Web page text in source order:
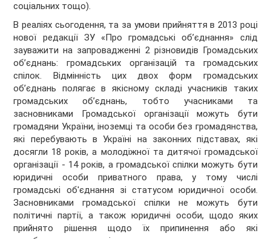
соціальних тощо).
В реаліях сьогодення, та за умови прийняття в 2013 році
нової редакції ЗУ «Про громадські об’єднання» слід
зауважити на запровадженні 2 різновидів Громадських
об’єднань: громадських організацій та громадських
спілок. Відмінність цих двох форм громадських
об’єднань полягає в якісному складі учасників таких
громадських об’єднань, тобто учасниками та
засновниками Громадської організації можуть бути
громадяни України, іноземці та особи без громадянства,
які перебувають в Україні на законних підставах, які
досягли 18 років, а молодіжної та дитячої громадської
організації - 14 років, а громадської спілки можуть бути
юридичні особи приватного права, у тому числі
громадські об'єднання зі статусом юридичної особи.
Засновниками громадської спілки не можуть бути
політичні партії, а також юридичні особи, щодо яких
прийнято рішення щодо їх припинення або які